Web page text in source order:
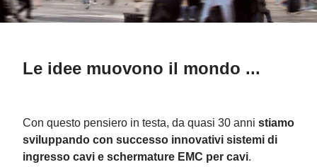
Le idee muovono il mondo ...
Con questo pensiero in testa, da quasi 30 anni stiamo
sviluppando con successo innovativi sistemi di
ingresso cavi e schermature EMC per cavi.